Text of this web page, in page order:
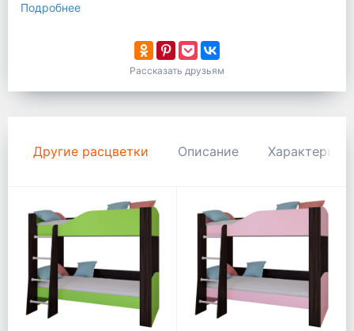
Подробнее
Рассказать друзьям
Другие расцветки Описание